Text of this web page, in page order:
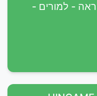
- למורים -